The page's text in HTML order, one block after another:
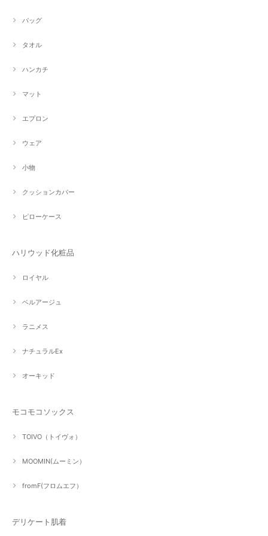
バッグ
タオル
ハンカチ
マット
エプロン
ウェア
小物
クッションカバー
ピローケース
ハリウッド化粧品
ロイヤル
ベルアージュ
ラニメス
ナチュラルEx
オーキッド
モコモコソックス
TOIVO（トイヴォ）
MOOMIN(ムーミン）
fromF(フロムエフ）
デリケート肌着